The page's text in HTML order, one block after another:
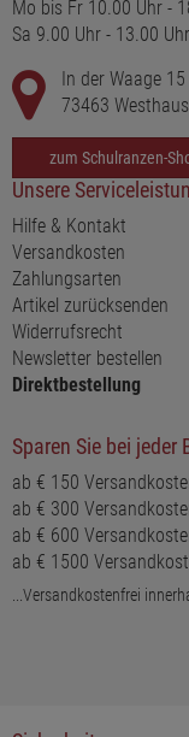
Mo bis Fr 10.00 Uhr -
Sa 9.00 Uhr - 13.00 Uhr
In der Waage 15
73463
zum Schulranzen-
Unsere
Hilfe & Kontakt
Versandkosten
Zahlungsarten
Artikel zurücksenden
Widerrufsrecht
Newsletter bestellen
Direktbestellung
Sparen Sie bei jeder
ab € 150
ab € 300
ab € 600
ab € 1500
...Versandkostenfrei